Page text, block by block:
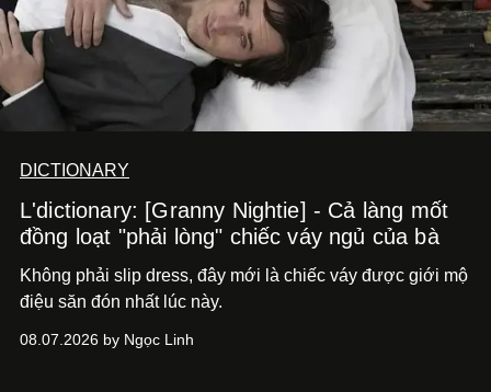
DICTIONARY
L'dictionary: [Granny Nightie] - Cả làng mốt
đồng loạt "phải lòng" chiếc váy ngủ của bà
Không phải slip dress, đây mới là chiếc váy được giới mộ
điệu săn đón nhất lúc này.
08.07.2026 by Ngọc Linh